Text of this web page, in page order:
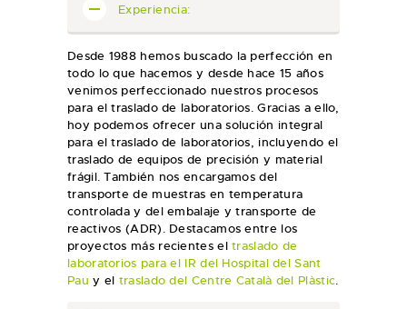
Experiencia:
Desde 1988 hemos buscado la perfección en
todo lo que hacemos y desde hace 15 años
venimos perfeccionado nuestros procesos
para el traslado de laboratorios. Gracias a ello,
hoy podemos ofrecer una solución integral
para el traslado de laboratorios, incluyendo el
traslado de equipos de precisión y material
frágil. También nos encargamos del
transporte de muestras en temperatura
controlada y del embalaje y transporte de
reactivos (ADR). Destacamos entre los
proyectos más recientes eltraslado de
laboratorios para el IR del Hospital del Sant
Pau y el traslado del Centre Català del Plàstic.